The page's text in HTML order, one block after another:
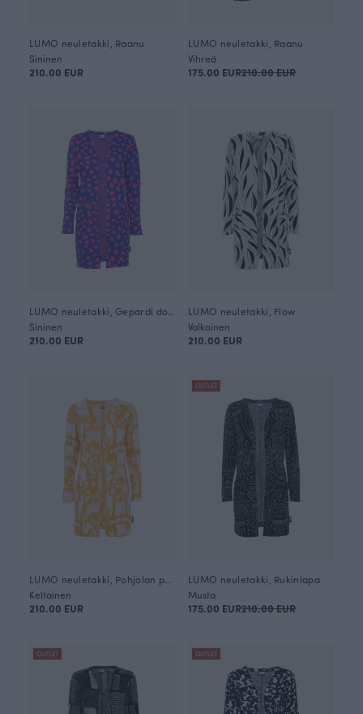
LUMO neuletakki, Raanu
Sininen
210.00 EUR
LUMO neuletakki, Raanu
Vihreä
175.00 EUR210.00 EUR
Sininen
210.00 EUR
LUMO neuletakki, Flow
Valkoinen
210.00 EUR
Keltainen
210.00 EUR
OUTLET
LUMO neuletakki, Rukinlapa
Musta
175.00 EUR210.00 EUR
OUTLET OUTLET